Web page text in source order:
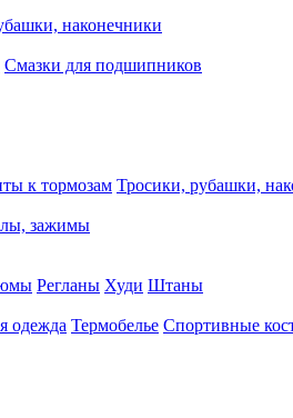
наконечники
Смазки для подшипников
к тормозам Тросики, рубашки,
зажимы
Регланы Худи Штаны
одежда Термобелье Спортивные